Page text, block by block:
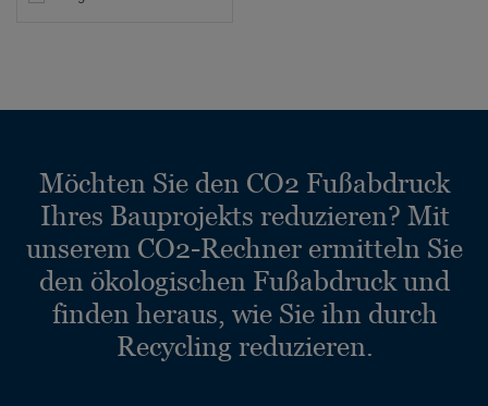
Möchten Sie den CO2 Fußabdruck
Ihres Bauprojekts reduzieren? Mit
unserem CO2-Rechner ermitteln Sie
den ökologischen Fußabdruck und
finden heraus, wie Sie ihn durch
Recycling reduzieren.